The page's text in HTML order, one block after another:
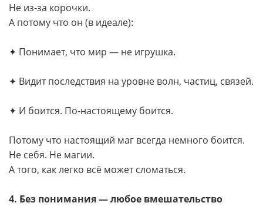
Не из-за корочки.
А потому что он (в идеале):
✦ Понимает, что мир — не игрушка.
✦ Видит последствия на уровне волн, частиц, связей.
✦ И боится. По-настоящему боится.
Потому что настоящий маг всегда немного боится.
Не себя. Не магии.
А того, как легко всё может сломаться.
4. Без понимания — любое вмешательство